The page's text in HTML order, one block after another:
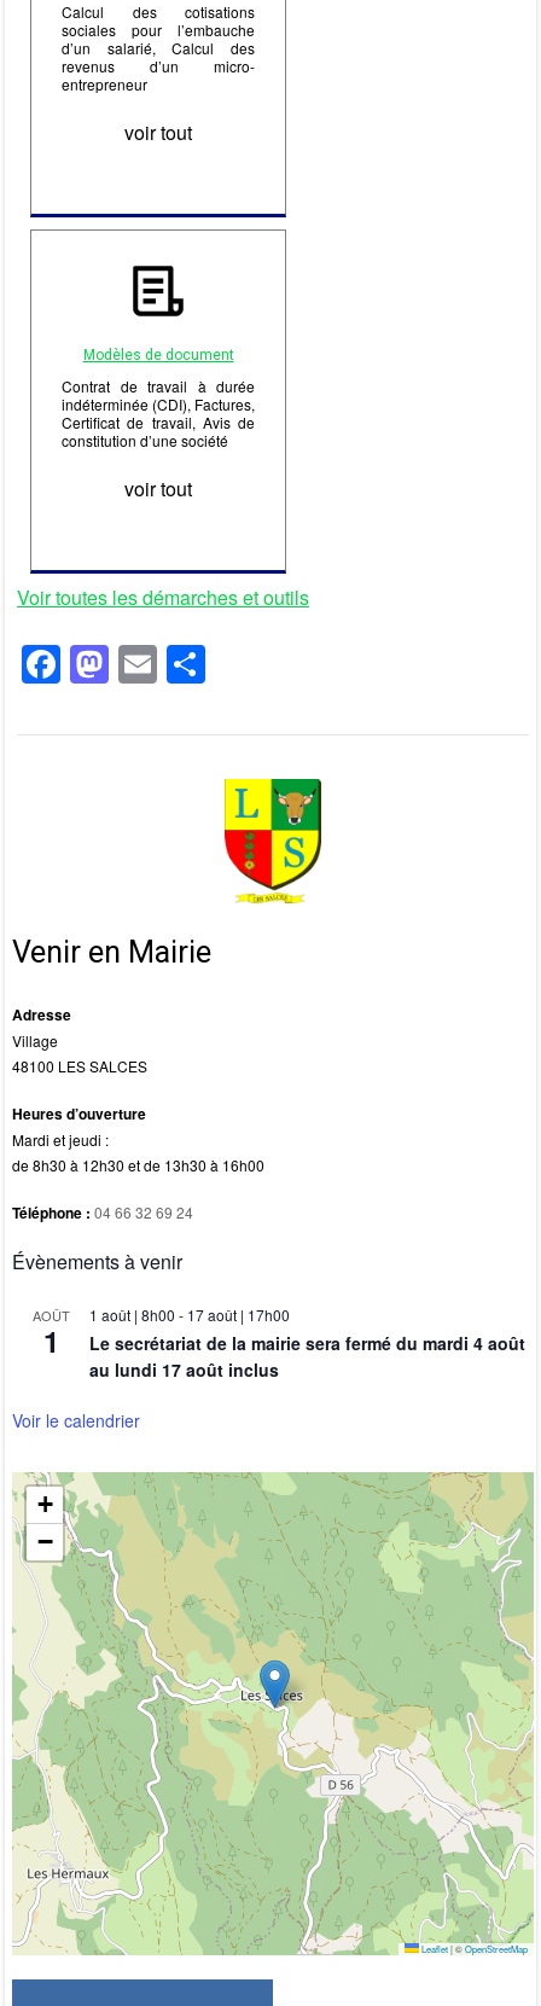
Calcul des cotisations
sociales pour l’embauche
d’un salarié, Calcul des
revenus d’un micro-
entrepreneur
voir tout
Modèles de document
Contrat de travail à durée
indéterminée (CDI), Factures,
Certificat de travail, Avis de
constitution d’une société
voir tout
Voir toutes les démarches et outils
F
c
k
M
st
E
ailta
g
er
Venir en Mairie
Adresse
Village
48100 LES SALCES
Heures d’ouverture
Mardi et jeudi :
de 8h30 à 12h30 et de 13h30 à 16h00
Téléphone : 04 66 32 69 24
Évènements à venir
AOÛT
1
1 août | 8h00 - 17 août | 17h00
Le secrétariat de la mairie sera fermé du mardi 4 août
au lundi 17 août inclus
Voir le calendrier
+
−
Leaflet |©OpenStreetMap